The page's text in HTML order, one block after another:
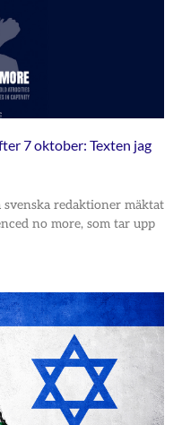
7 oktober: Texten jag
redaktioner mäktat
no more, som tar upp